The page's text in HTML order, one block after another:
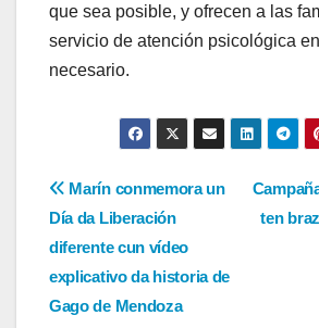
que sea posible, y ofrecen a las
servicio de atención psicológica
necesario.
Navegación
de
entradas
ten
Marín conmemora un
Día da Liberación
diferente cun vídeo
explicativo da historia de
Gago de Mendoza